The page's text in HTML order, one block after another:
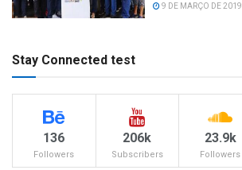
9 DE MARÇO DE 2019
Stay Connected test
136
Followers
206k
Subscribers
23.9k
Followers